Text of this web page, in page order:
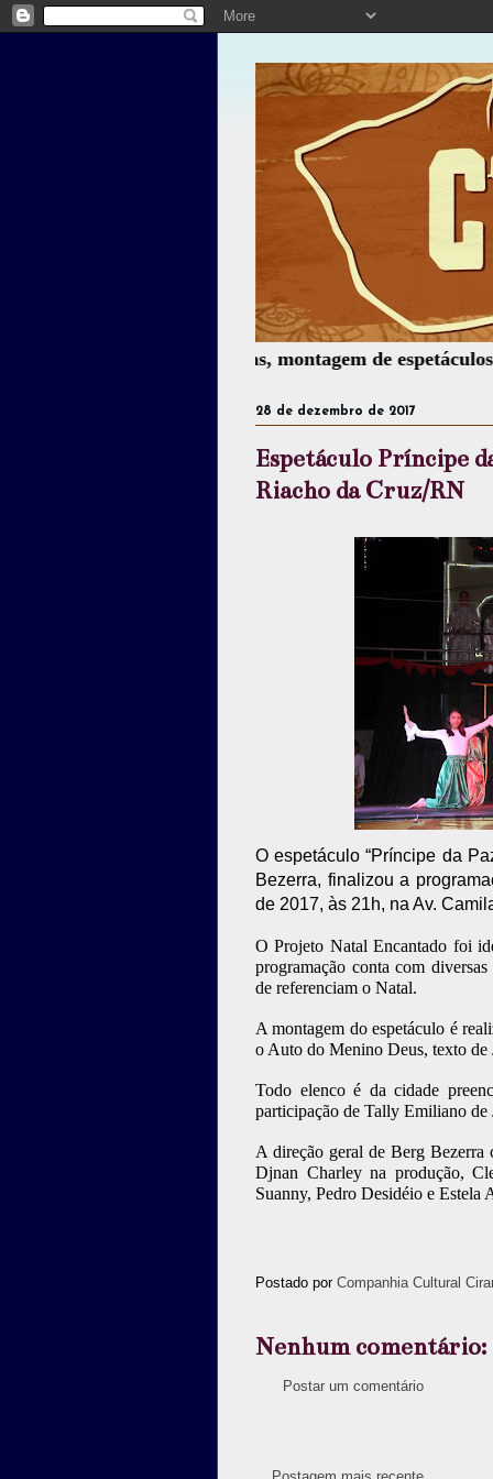
palhaçaria, oficinas, montagem de espetáculos,
28 de dezembro de 2017
Espetáculo Príncipe
Riacho da Cruz/RN
O espetáculo “Príncipe da
Bezerra, finalizou a
de 2017, às 21h, na Av.
O Projeto Natal Encantado foi
programação conta com
de referenciam o Natal.
A montagem do espetáculo é
o Auto do Menino Deus, texto de
Todo elenco é da cidade
participação de Tally Emiliano de
A direção geral de Berg
Djnan Charley na produção,
Suanny, Pedro Desidéio e Estela
Postado por Companhia Cultural
Nenhum comentário:
Postar um comentário